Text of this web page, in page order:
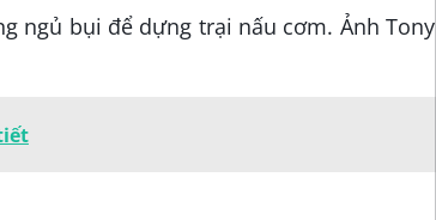
ngủ bụi để dựng trại nấu cơm. Ảnh Tony